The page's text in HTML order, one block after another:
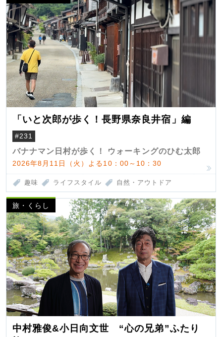
「いと次郎が歩く！長野県奈良井宿」編
#231
バナナマン日村が歩く！ ウォーキングのひむ太郎
2026年8月11日（火）よる10：00～10：30
趣味 ライフスタイル 自然・アウトドア
旅・くらし
中村雅俊&小日向文世 “心の兄弟”ふたり